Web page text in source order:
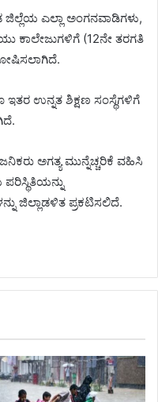
ಎಲ್ಲಾ ಅಂಗನವಾಡಿಗಳು,
ಕಾಲೇಜುಗಳಿಗೆ (12ನೇ ತರಗತಿ
ಉನ್ನತ ಶಿಕ್ಷಣ ಸಂಸ್ಥೆಗಳಿಗೆ
ಅಗತ್ಯ ಮುನ್ನೆಚ್ಚರಿಕೆ ವಹಿಸಿ
ಜಿಲ್ಲಾಡಳಿತ ಪ್ರಕಟಿಸಲಿದೆ.